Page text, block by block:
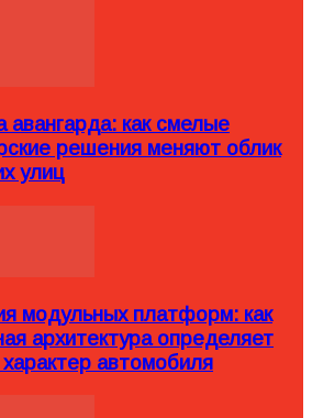
авангарда: как смелые
решения меняют облик
улиц
модульных платформ: как
архитектура определяет
автомобиля